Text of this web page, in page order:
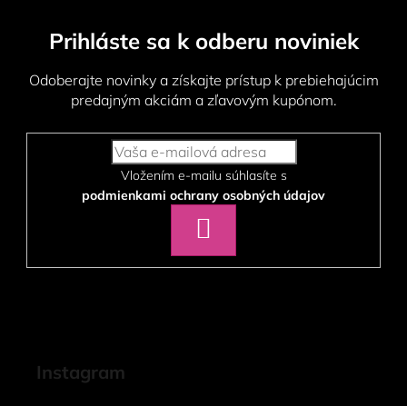
Prihláste sa k odberu noviniek
Odoberajte novinky a získajte prístup k prebiehajúcim
predajným akciám a zľavovým kupónom.
podmienkami ochrany osobných údajov
SA
Instagram